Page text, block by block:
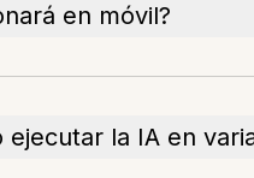
en móvil?
ejecutar la IA en